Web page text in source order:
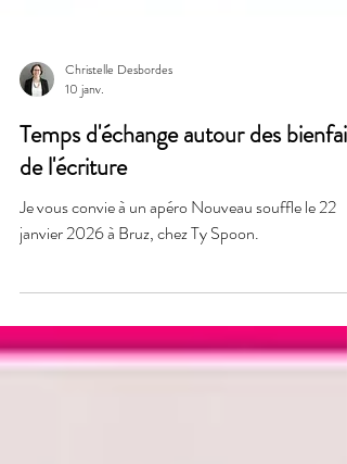
Christelle Desbordes
10 janv.
Temps d'échange autour des bienfaits
de l'écriture